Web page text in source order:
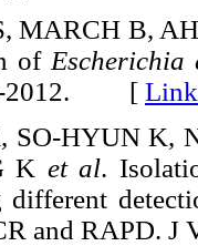
MARCH B,
of Escherichia
2012. [
SO-HYUN K,
K et al.
and